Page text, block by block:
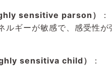
sensitive parson）
：
ルギーが敏感で、感受性が
sensitiva child）
：